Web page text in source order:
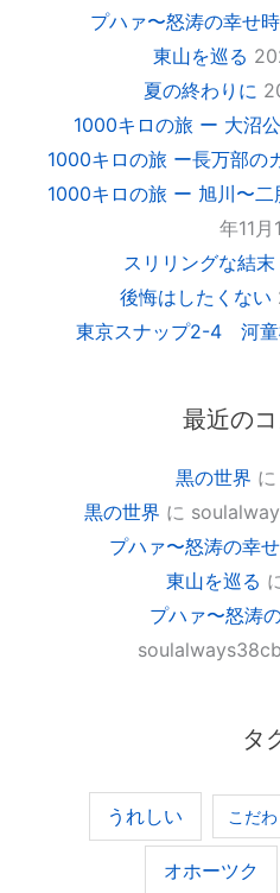
プハァ〜怒涛の幸せ
東山を巡る
夏の終わりに
1000キロの旅 ー 大沼
1000キロの旅 ー長万部の
1000キロの旅 ー 旭川〜
年11月
スリリングな結末
後悔はしたくない
東京スナップ2-4 河
最近の
黒の世界 に
黒の世界 に
プハァ〜怒涛の幸
東山を巡る
プハァ〜怒涛
タ
うれしい こだわ
オホーツク